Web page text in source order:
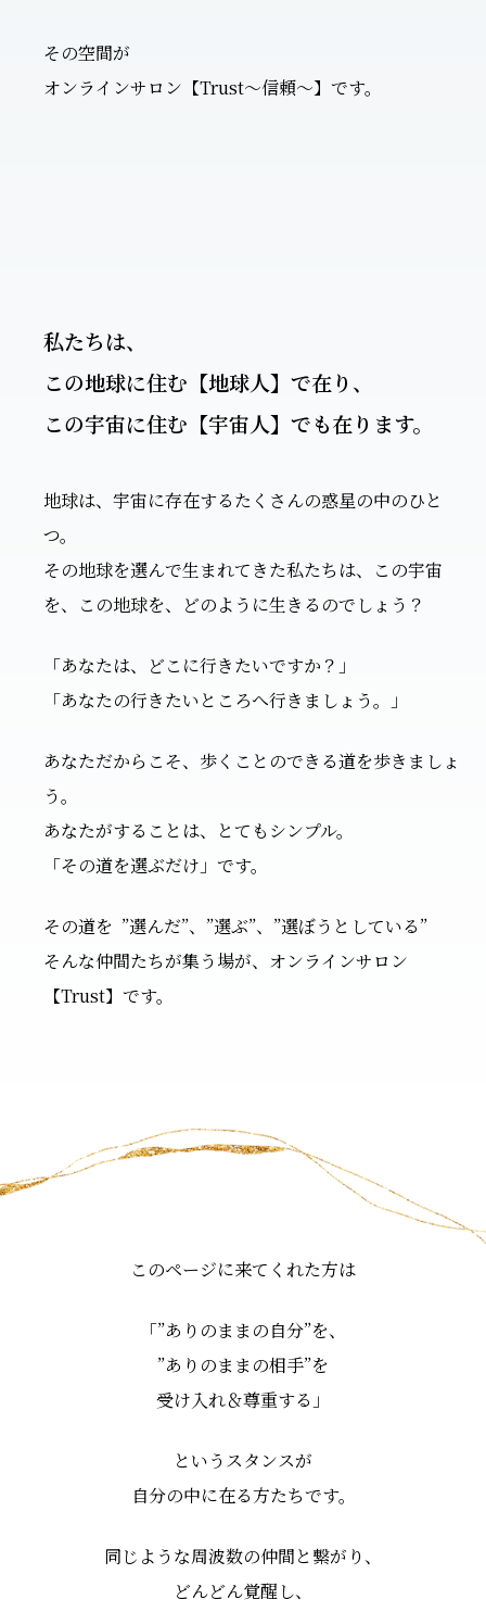
その空間が
オンラインサロン【Trust～信頼～】です。
私たちは、
この地球に住む【地球人】で在り、
この宇宙に住む【宇宙人】でも在ります。
地球は、宇宙に存在するたくさんの惑星の中のひと
つ。
その地球を選んで生まれてきた私たちは、この宇宙
を、この地球を、どのように生きるのでしょう？
「あなたは、どこに行きたいですか？」
「あなたの行きたいところへ行きましょう。」
あなただからこそ、歩くことのできる道を歩きましょ
う。
あなたがすることは、とてもシンプル。
「その道を選ぶだけ」です。
その道を ”選んだ”、”選ぶ”、”選ぼうとしている”
そんな仲間たちが集う場が、オンラインサロン
【Trust】です。
このページに来てくれた方は
「”ありのままの自分”を、
”ありのままの相手”を
受け入れ＆尊重する」
というスタンスが
自分の中に在る方たちです。
同じような周波数の仲間と繋がり、
どんどん覚醒し、